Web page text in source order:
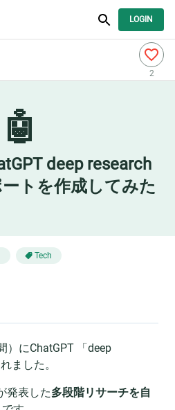
LOGIN
2
🤖
deep research
トを作成してみた
Tech
）にChatGPT 「deep
ました。
発表した多段階リサーチを自